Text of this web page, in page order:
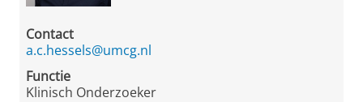
Contact
a.c.hessels@umcg.nl
Functie
Klinisch Onderzoeker